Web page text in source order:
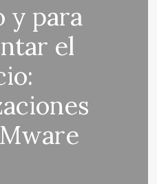
y para
el